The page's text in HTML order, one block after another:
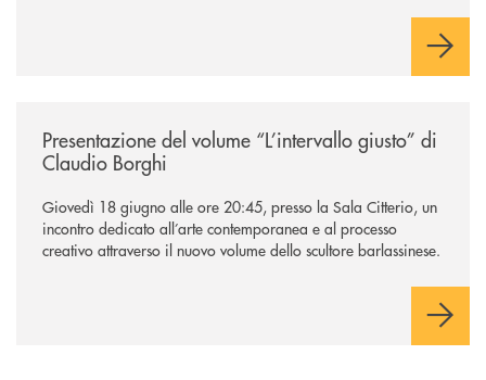
Presentazione del volume “L’intervallo giusto” di
Claudio Borghi
Giovedì 18 giugno alle ore 20:45, presso la Sala Citterio, un
incontro dedicato all’arte contemporanea e al processo
creativo attraverso il nuovo volume dello scultore barlassinese.